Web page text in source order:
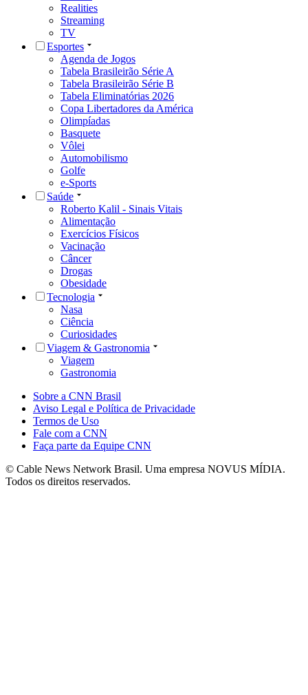
Realities
Streaming
TV
Esportes
Agenda de Jogos
Tabela Brasileirão Série A
Tabela Brasileirão Série B
Tabela Eliminatórias 2026
Copa Libertadores da América
Olimpíadas
Basquete
Vôlei
Automobilismo
Golfe
e-Sports
Saúde
Roberto Kalil - Sinais Vitais
Alimentação
Exercícios Físicos
Vacinação
Câncer
Drogas
Obesidade
Tecnologia
Nasa
Ciência
Curiosidades
Viagem & Gastronomia
Viagem
Gastronomia
Sobre a CNN Brasil
Aviso Legal e Política de Privacidade
Termos de Uso
Fale com a CNN
Faça parte da Equipe CNN
© Cable News Network Brasil. Uma empresa NOVUS MÍDIA.
Todos os direitos reservados.